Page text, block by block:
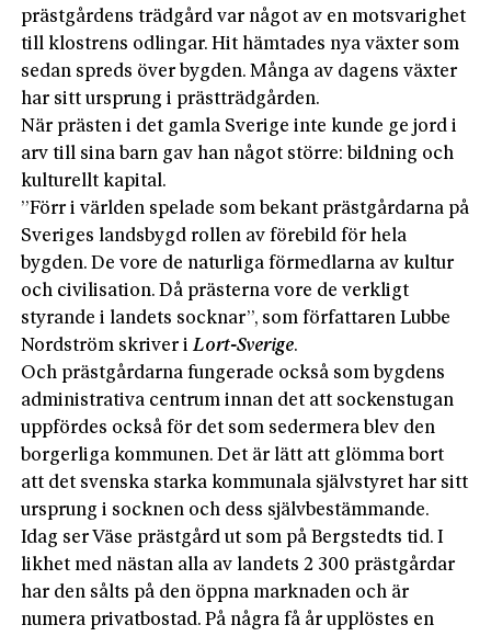
prästgårdens trädgård var något av en motsvarighet
till klostrens odlingar. Hit hämtades nya växter som
sedan spreds över bygden. Många av dagens växter
har sitt ursprung i prästträdgården.
När prästen i det gamla Sverige inte kunde ge jord i
arv till sina barn gav han något större: bildning och
kulturellt kapital.
”Förr i världen spelade som bekant prästgårdarna på
Sveriges landsbygd rollen av förebild för hela
bygden. De vore de naturliga förmedlarna av kultur
och civilisation. Då prästerna vore de verkligt
styrande i landets socknar”, som författaren Lubbe
Nordström skriver iLort-Sverige.
Och prästgårdarna fungerade också som bygdens
administrativa centrum innan det att sockenstugan
uppfördes också för det som sedermera blev den
borgerliga kommunen. Det är lätt att glömma bort
att det svenska starka kommunala självstyret har sitt
ursprung i socknen och dess självbestämmande.
Idag ser Väse prästgård ut som på Bergstedts tid. I
likhet med nästan alla av landets 2 300 prästgårdar
har den sålts på den öppna marknaden och är
numera privatbostad. På några få år upplöstes en